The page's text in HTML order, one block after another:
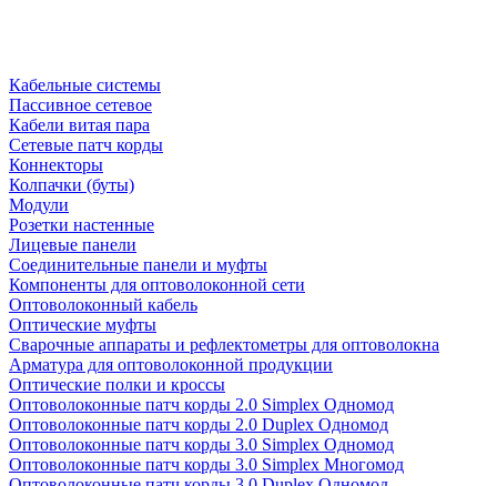
Кабельные системы
Пассивное сетевое
Кабели витая пара
Сетевые патч корды
Коннекторы
Колпачки (буты)
Модули
Розетки настенные
Лицевые панели
Соединительные панели и муфты
Компоненты для оптоволоконной сети
Оптоволоконный кабель
Оптические муфты
Сварочные аппараты и рефлектометры для оптоволокна
Арматура для оптоволоконной продукции
Оптические полки и кроссы
Оптоволоконные патч корды 2.0 Simplex Одномод
Оптоволоконные патч корды 2.0 Duplex Одномод
Оптоволоконные патч корды 3.0 Simplex Одномод
Оптоволоконные патч корды 3.0 Simplex Многомод